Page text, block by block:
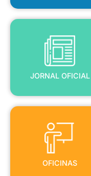
JORNAL OFICIAL
JORNAL OFICIAL
OFICINAS
OFICINAS